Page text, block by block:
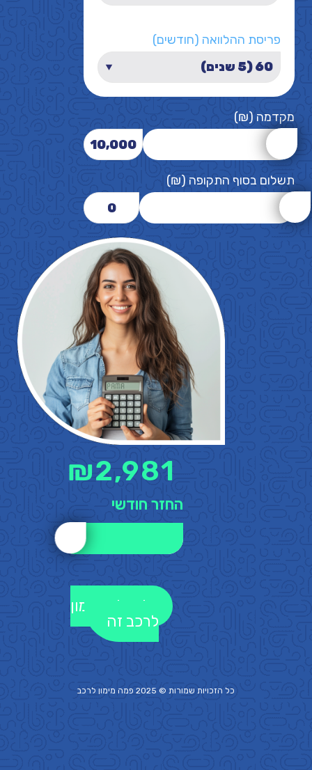
פריסת ההלוואה (חודשים)
מקדמה (₪)
10,000
תשלום בסוף התקופה (₪)
0
2,981
₪
החזר חודשי
לקבלת מימון
לרכב זה
כל הזכויות שמורות © 2025 פמה מימון לרכב